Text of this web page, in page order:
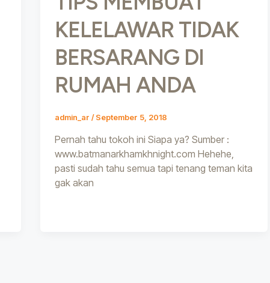
KELELAWAR TIDAK
BERSARANG DI
RUMAH ANDA
admin_ar /September 5, 2018
Pernah tahu tokoh ini Siapa ya? Sumber :
www.batmanarkhamkhnight.com Hehehe,
pasti sudah tahu semua tapi tenang teman kita
gak akan